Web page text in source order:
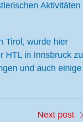
Aktivitäten
Tirol, wurde hier
HTL in Innsbruck zu
und auch einige
Next post